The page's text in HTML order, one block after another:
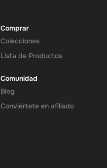
Comprar
Colecciones
Lista de Productos
Comunidad
Blog
Conviértete en afiliado